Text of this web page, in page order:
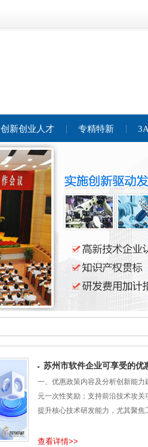
创新创业人才 专精特新
苏州市软件企业可享受的优
一、优惠政策内容及分析创新能
元一次性奖励；支持前沿技术攻
提升核心技术研发能力，尤其聚
查看详情>>